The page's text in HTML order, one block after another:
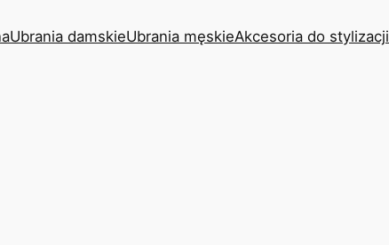
Ubrania damskieUbrania męskieAkcesoria do stylizacji